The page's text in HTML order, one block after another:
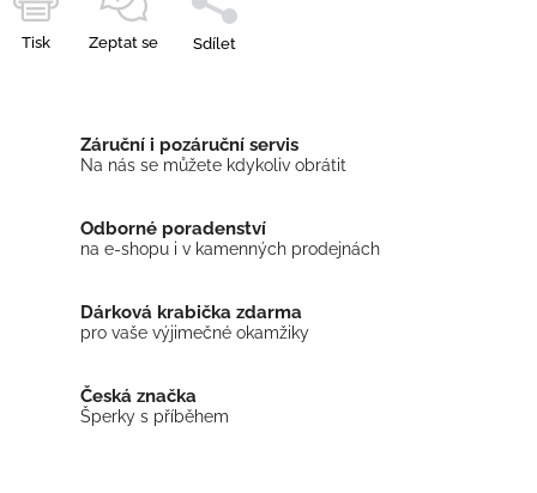
Tisk Zeptat se Sdílet
Záruční i pozáruční servis
Na nás se můžete kdykoliv obrátit
Odborné poradenství
na e-shopu i v kamenných prodejnách
Dárková krabička zdarma
pro vaše výjimečné okamžiky
Česká značka
Šperky s příběhem